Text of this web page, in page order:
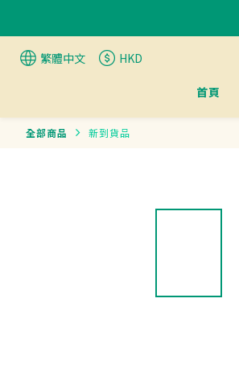
繁體中文 HKD
首頁
全部商品 新到貨品